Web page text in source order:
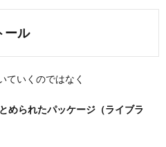
ール
ていくのではなく
められたパッケージ（ライブラ